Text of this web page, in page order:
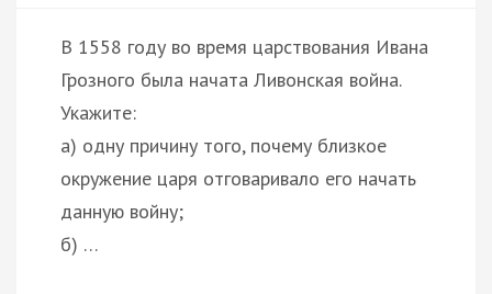
В 1558 году во время царствования Ивана
Грозного была начата Ливонская война.
Укажите:
а) одну причину того, почему близкое
окружение царя отговаривало его начать
данную войну;
б) …